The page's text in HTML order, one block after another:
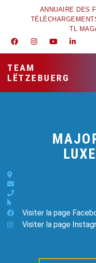
ANNUAIRE DES
TL
TEAM
LËTZEBUERG
Visiter la page
Visiter la page